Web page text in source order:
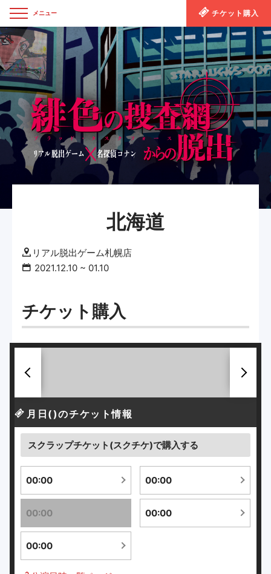
メニュー
チケット購入
北海道
リアル脱出ゲーム札幌店
2021.12.10 ~ 01.10
チケット購入
月 日()のチケット情報
スクラップチケット(スクチケ)で購入する
00:00 00:00
00:00 00:00
00:00